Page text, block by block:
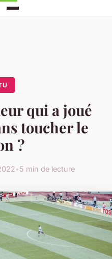
qui a joué
toucher le
?
•5 min de lecture